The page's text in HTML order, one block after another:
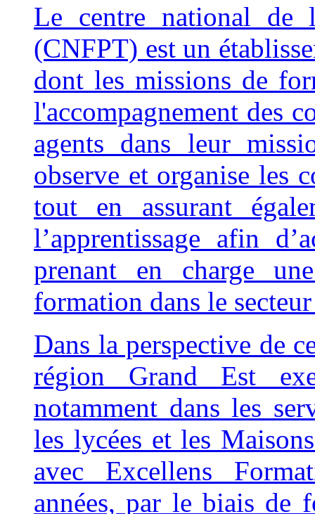
Le centre national de
(CNFPT) est un
dont les missions de
l'accompagnement des
agents dans leur
observe et organise les
tout en assurant
l’apprentissage afin
prenant en charge
formation dans le
Dans la perspective de
région Grand Est
notamment dans les
les lycées et les
avec Excellens
années, par le biais de